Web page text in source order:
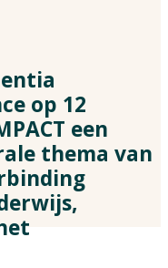
op 12
een
thema van